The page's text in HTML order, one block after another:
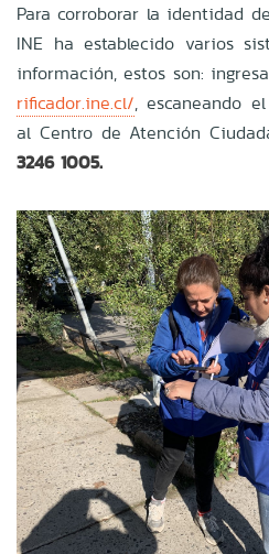
Para corroborar la identidad
INE ha establecido varios
información, estos son:
rificador.ine.cl/, escaneando
al Centro de Atención
3246 1005.